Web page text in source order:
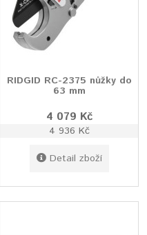
RIDGID RC-2375 nůžky do
63 mm
4 079 Kč
4 936 Kč
Detail zboží